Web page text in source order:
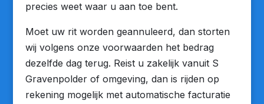
precies weet waar u aan toe bent.
Moet uw rit worden geannuleerd, dan storten
wij volgens onze voorwaarden het bedrag
dezelfde dag terug. Reist u zakelijk vanuit S
Gravenpolder of omgeving, dan is rijden op
rekening mogelijk met automatische facturatie